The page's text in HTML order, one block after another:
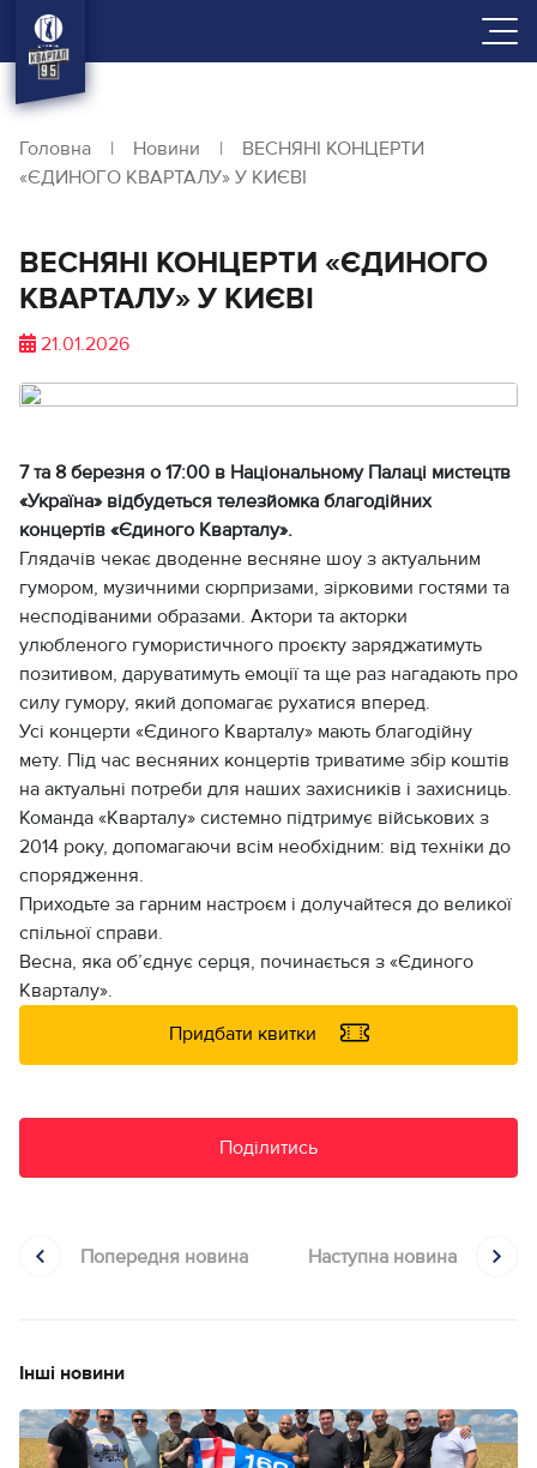
Головна | Новини |
ВЕСНЯНІ КОНЦЕРТИ
«ЄДИНОГО КВАРТАЛУ» У КИЄВІ
ВЕСНЯНІ КОНЦЕРТИ «ЄДИНОГО
КВАРТАЛУ» У КИЄВІ
21.01.2026
7 та 8 березня о 17:00 в Національному Палаці мистецтв
«Україна» відбудеться телезйомка благодійних
концертів «Єдиного Кварталу».
Глядачів чекає дводенне весняне шоу з актуальним
гумором, музичними сюрпризами, зірковими гостями та
несподіваними образами. Актори та акторки
улюбленого гумористичного проєкту заряджатимуть
позитивом, даруватимуть емоції та ще раз нагадають про
силу гумору, який допомагає рухатися вперед.
Усі концерти «Єдиного Кварталу» мають благодійну
мету. Під час весняних концертів триватиме збір коштів
на актуальні потреби для наших захисників і захисниць.
Команда «Кварталу» системно підтримує військових з
2014 року, допомагаючи всім необхідним: від техніки до
спорядження.
Приходьте за гарним настроєм і долучайтеся до великої
спільної справи.
Весна, яка об’єднує серця, починається з «Єдиного
Кварталу».
Придбати квитки
Поділитись
Попередня новина Наступна новина
Інші новини